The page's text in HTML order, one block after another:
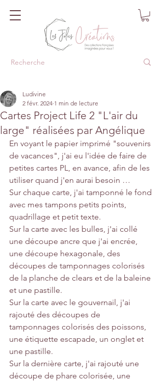
Cartes Project Life 2 "L'air du
large" réalisées par Angélique
Ludivine
2 févr. 2024 1 min de lecture
En voyant le papier imprimé "souvenirs
de vacances", j'ai eu l'idée de faire de
petites cartes PL, en avance, afin de les
utiliser quand j'en aurai besoin …
Sur chaque carte, j'ai tamponné le fond
avec mes tampons petits points,
quadrillage et petit texte.
Sur la carte avec les bulles, j'ai collé
une découpe ancre que j'ai encrée,
une découpe hexagonale, des
découpes de tamponnages colorisés
de la planche de clears et de la baleine
et une pastille.
Sur la carte avec le gouvernail, j'ai
rajouté des découpes de
tamponnages colorisés des poissons,
une étiquette escapade, un onglet et
une pastille.
Sur la dernière carte, j'ai rajouté une
découpe de phare colorisée, une